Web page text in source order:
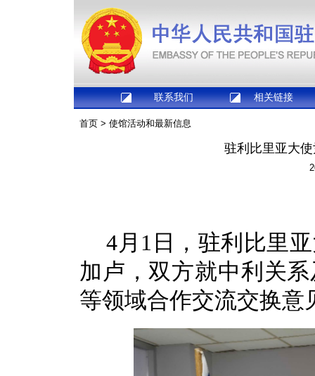
联系我们 相关链接
首页 > 使馆活动和最新信息
驻利比里亚大
4月1日，驻利比里
加卢，双方就中利关
等领域合作交流交换意